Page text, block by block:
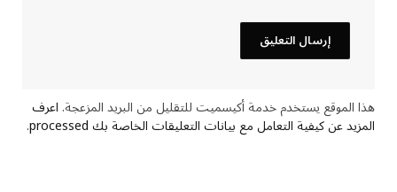
هذا الموقع يستخدم خدمة أكيسميت للتقليل من البريد المزعجة.اعرف
المزيد عن كيفية التعامل مع بيانات التعليقات الخاصة بك processed .